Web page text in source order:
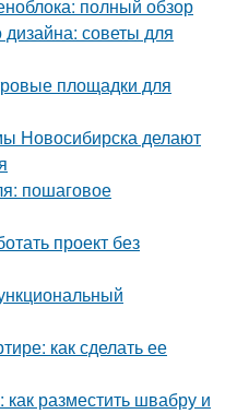
полный обзор
советы для
площадки для
Новосибирска делают
пошаговое
проект без
как сделать ее
разместить швабру и